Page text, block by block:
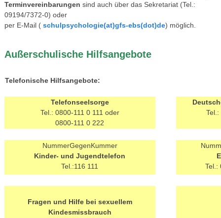
Terminvereinbarungen sind auch über das Sekretariat (Tel.:
09194/7372-0) oder
per E-Mail ( schulpsychologie(at)gfs-ebs(dot)de) möglich.
Außerschulische Hilfsangebote
Telefonische Hilfsangebote:
Telefonseelsorge
Tel.: 0800-111 0 111 oder
0800-111 0 222
NummerGegenKummer
Kinder- und Jugendtelefon
Tel.:116 111
Tel.:
Fragen und Hilfe bei sexuellem
Kindesmissbrauch